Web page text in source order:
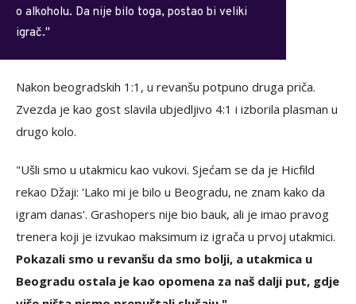
o alkoholu. Da nije bilo toga, postao bi veliki
igrač."
Nakon beogradskih 1:1, u revanšu potpuno druga priča.
Zvezda je kao gost slavila ubjedljivo 4:1 i izborila plasman u
drugo kolo.
"Ušli smo u utakmicu kao vukovi. Sjećam se da je Hicfild
rekao Džaji: 'Lako mi je bilo u Beogradu, ne znam kako da
igram danas'. Grashopers nije bio bauk, ali je imao pravog
trenera koji je izvukao maksimum iz igrača u prvoj utakmici.
Pokazali smo u revanšu da smo bolji, a utakmica u
Beogradu ostala je kao opomena za naš dalji put, gdje